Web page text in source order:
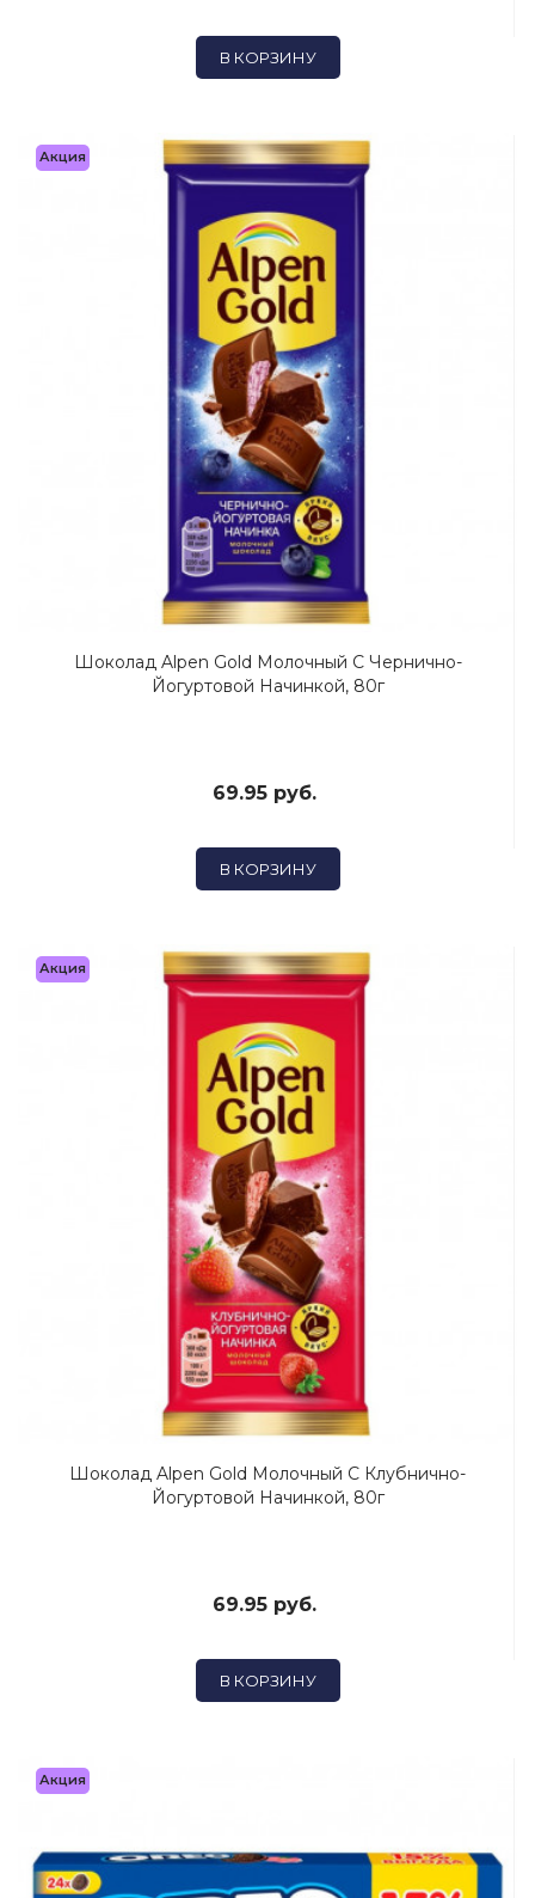
В КОРЗИНУ
Акция
Шоколад Alpen Gold Молочный С Чернично-
Йогуртовой Начинкой, 80г
69.95 руб.
В КОРЗИНУ
Акция
Шоколад Alpen Gold Молочный С Клубнично-
Йогуртовой Начинкой, 80г
69.95 руб.
В КОРЗИНУ
Акция